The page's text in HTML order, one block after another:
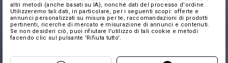
altri metodi (anche basati su IA), nonché dati del processo d'ordine.
Utilizzeremo tali dati, in particolare, per i seguenti scopi: offerte e
annunci personalizzati su misura per te, raccomandazioni di prodotti
pertinenti, ricerche di mercato e misurazione di annunci e contenuti.
Se non desideri ciò, puoi rifiutare l'utilizzo di tali cookie e metodi
facendo clic sul pulsante 'Rifiuta tutto'.